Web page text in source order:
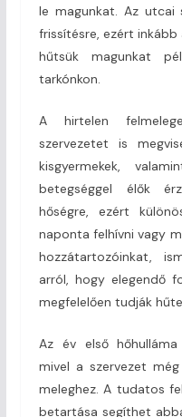
le magunkat. Az utcai
frissítésre, ezért inkább
hűtsük magunkat
tarkónkon.
A hirtelen
szervezetet is
kisgyermekek,
betegséggel élők
hőségre, ezért
naponta felhívni vagy
hozzátartozóinkat,
arról, hogy elegendő
megfelelően tudják
Az év első
mivel a szervezet
meleghez. A tudatos
betartása segíthet